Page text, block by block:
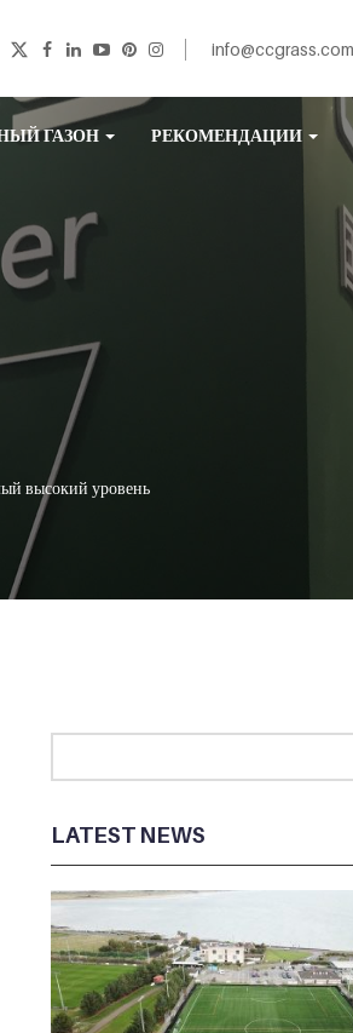
info@ccgrass.com
ГАЗОН РЕКОМЕНДАЦИИ
высокий уровень
LATEST NEWS